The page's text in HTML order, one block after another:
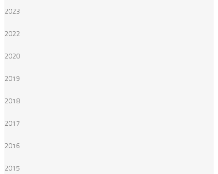
2023
2022
2020
2019
2018
2017
2016
2015